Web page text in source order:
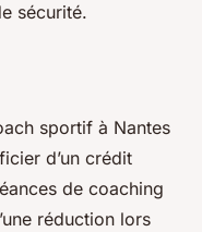
sécurité.
sportif à Nantes
d’un crédit
de coaching
réduction lors